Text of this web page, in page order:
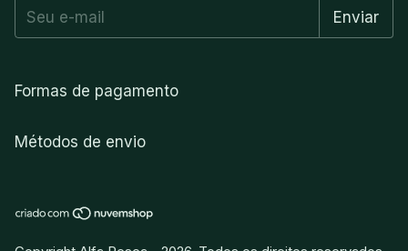
Formas de pagamento
Métodos de envio